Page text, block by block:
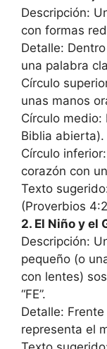
Descripción:
con formas
Detalle:
una palabra
Círculo
unas manos
Círculo medio:
Biblia abierta).
Círculo
corazón con
Texto
(Proverbios
2. El Niño y el
Descripción:
pequeño (o
con lentes)
“FE”.
Detalle:
representa el